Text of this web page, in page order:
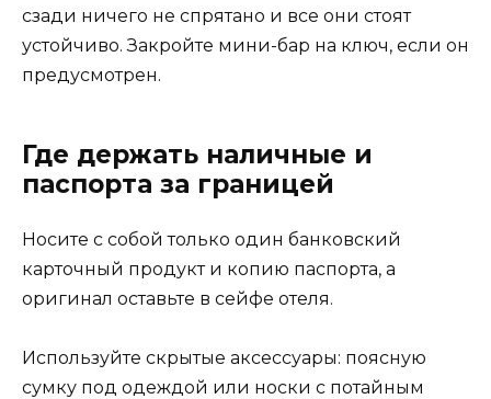
сзади ничего не спрятано и все они стоят
устойчиво. Закройте мини-бар на ключ, если он
предусмотрен.
Где держать наличные и
паспорта за границей
Носите с собой только один банковский
карточный продукт и копию паспорта, а
оригинал оставьте в сейфе отеля.
Используйте скрытые аксессуары: поясную
сумку под одеждой или носки с потайным